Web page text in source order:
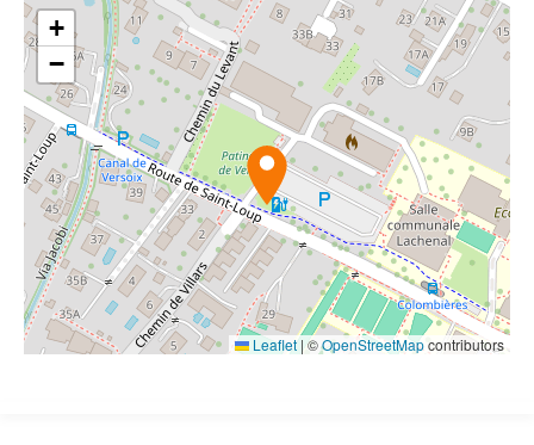
+
−
Leaflet |©OpenStreetMapcontributors